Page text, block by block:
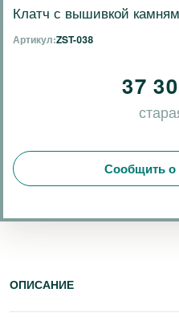
Клатч с вышивкой
Артикул:ZST-038
37
Сообщить о
ОПИСАНИЕ